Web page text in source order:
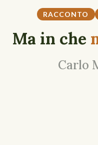
RACCONTO
Ma in che
Carlo